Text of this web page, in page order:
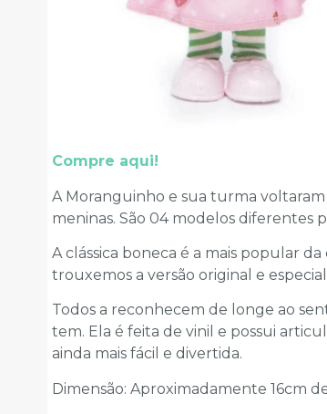
Compre aqui!
A Moranguinho e sua turma voltaram
meninas. São 04 modelos diferentes
A clássica boneca é a mais popular
trouxemos a versão original e
Todos a reconhecem de longe ao
tem. Ela é feita de vinil e possui
ainda mais fácil e divertida.
Dimensão: Aproximadamente 16cm